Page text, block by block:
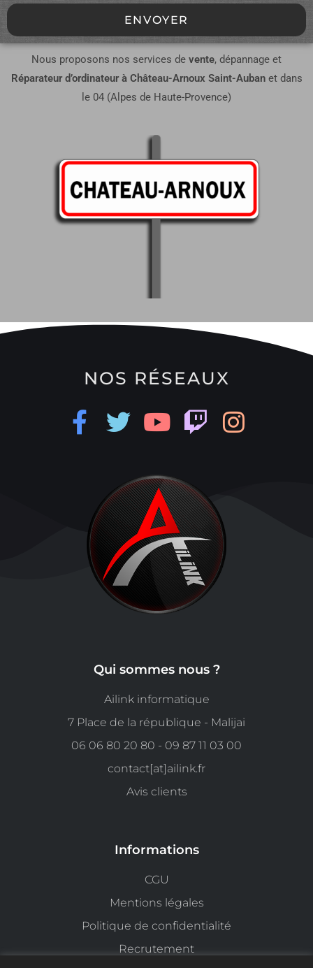
ENVOYER
Nous proposons nos services de vente, dépannage et
Réparateur d’ordinateur à Château-Arnoux Saint-Aubanet dans
le 04 (Alpes de Haute-Provence)
NOS RÉSEAUX
Qui sommes nous ?
Ailink informatique
7 Place de la république - Malijai
06 06 80 20 80 - 09 87 11 03 00
contact[at]ailink.fr
Avis clients
Informations
CGU
Mentions légales
Politique de confidentialité
Recrutement